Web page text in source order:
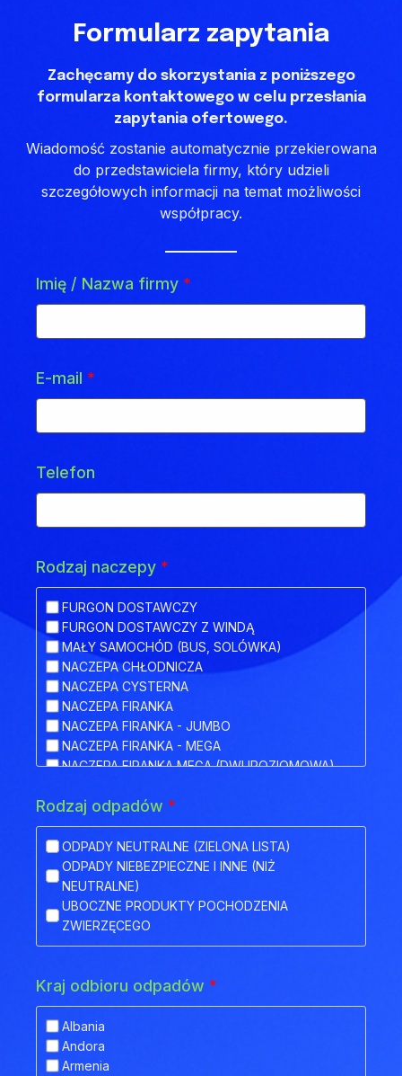
Formularz zapytania
Zachęcamy do skorzystania z poniższego
formularza kontaktowego w celu przesłania
zapytania ofertowego.
Wiadomość zostanie automatycznie przekierowana
do przedstawiciela firmy, który udzieli
szczegółowych informacji na temat możliwości
współpracy.
Imię / Nazwa firmy *
E-mail *
Telefon
Rodzaj naczepy *
FURGON DOSTAWCZY
FURGON DOSTAWCZY Z WINDĄ
MAŁY SAMOCHÓD (BUS, SOLÓWKA)
NACZEPA CHŁODNICZA
NACZEPA CYSTERNA
NACZEPA FIRANKA
NACZEPA FIRANKA - JUMBO
NACZEPA FIRANKA - MEGA
NACZEPA FIRANKA MEGA (DWUPOZIOMOWA)
NACZEPA HAKOWA Z PRZYCZEPĄ
NACZEPA IZOTERMA
NACZEPA KŁONICOWA
NACZEPA KONTENEROWA
NACZEPA MEGA (NISKOPODWOZIOWA)
NACZEPA NISKOPODWOZIOWA
NACZEPA NISKOPODWOZIOWA Z OBNIŻONYM
POKŁADEM
NACZEPA PLATFORMA
NACZEPA PLATFORMOWA BDF
NACZEPA PRZEZNACZONA DO TRANSPORTU
ZWIERZĄT
NACZEPA SILOS
Rodzaj odpadów *
ODPADY NEUTRALNE (ZIELONA LISTA)
ODPADY NIEBEZPIECZNE I INNE (NIŻ
NEUTRALNE)
UBOCZNE PRODUKTY POCHODZENIA
ZWIERZĘCEGO
Kraj odbioru odpadów *
Albania
Andora
Armenia